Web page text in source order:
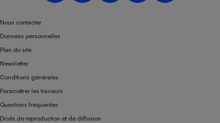
Nous contacter
Données personnelles
Plan du site
Newsletter
Conditions générales
Paramétrer les traceurs
Questions fréquentes
Droits de reproduction et de diffusion